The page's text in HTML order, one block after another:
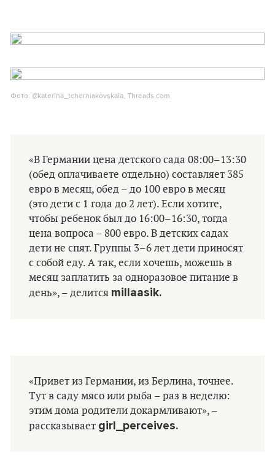
Фото: @katerina_tcherniakovskaia, Threads.com.
«В Германии цена детского сада 08:00–13:30
(обед оплачиваете отдельно) составляет 385
евро в месяц, обед – до 100 евро в месяц
(это дети с 1 года до 2 лет). Если хотите,
чтобы ребенок был до 16:00–16:30, тогда
цена вопроса – 800 евро. В детских садах
дети не спят. Группы 3–6 лет дети приносят
с собой еду. А так, если хочешь, можешь в
месяц заплатить за одноразовое питание в
день», – делится millaasik.
«Привет из Германии, из Берлина, точнее.
Тут в саду мясо или рыба – раз в неделю:
этим дома родители докармливают», –
рассказывает girl_perceives.